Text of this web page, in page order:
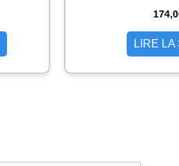
LIRE LA